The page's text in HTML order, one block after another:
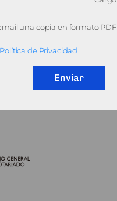
una copia en formato PDF
Política de Privacidad
Enviar